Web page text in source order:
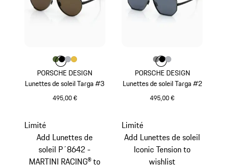
PORSCHE DESIGN
Lunettes de soleil Targa #3
495,00 €
Couleur
Couleur
Couleur
Couleur
Couleur
PORSCHE DESIGN
Lunettes de soleil Targa #2
495,00 €
Couleur
Couleur
Couleur
Couleur
Limité
Add Lunettes de
soleil P´8642 -
MARTINI RACING® to
Limité
Add Lunettes de soleil
Iconic Tension to
wishlist